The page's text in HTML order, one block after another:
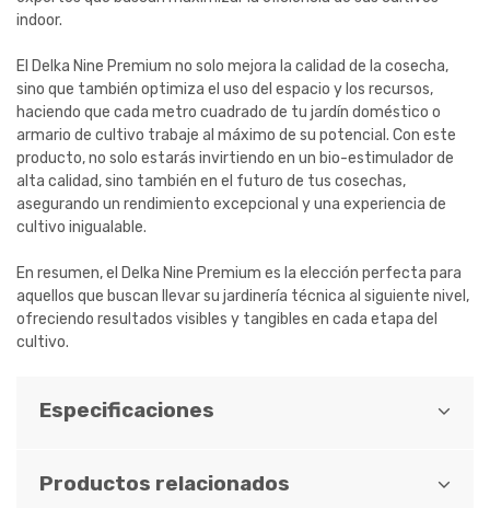
indoor.
El Delka Nine Premium no solo mejora la calidad de la cosecha,
sino que también optimiza el uso del espacio y los recursos,
haciendo que cada metro cuadrado de tu jardín doméstico o
armario de cultivo trabaje al máximo de su potencial. Con este
producto, no solo estarás invirtiendo en un bio-estimulador de
alta calidad, sino también en el futuro de tus cosechas,
asegurando un rendimiento excepcional y una experiencia de
cultivo inigualable.
En resumen, el Delka Nine Premium es la elección perfecta para
aquellos que buscan llevar su jardinería técnica al siguiente nivel,
ofreciendo resultados visibles y tangibles en cada etapa del
cultivo.
Especificaciones
Productos relacionados